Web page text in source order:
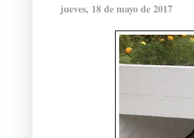
jueves, 18 de mayo de 2017